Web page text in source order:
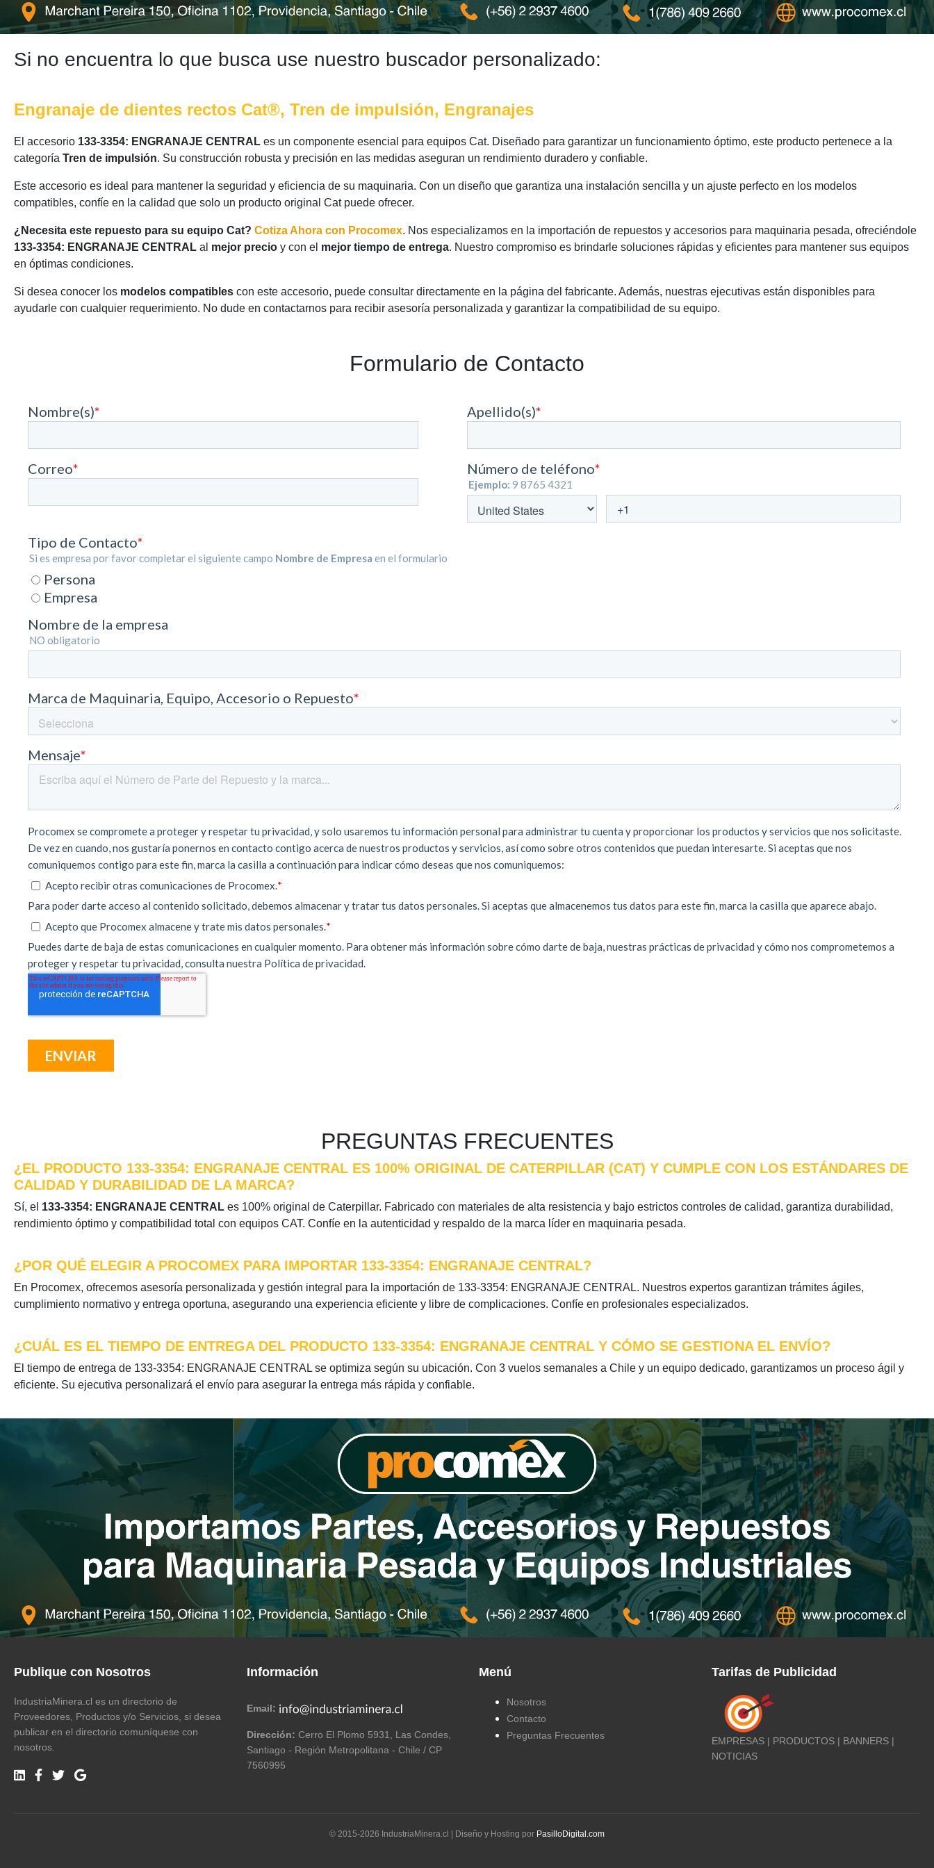
Si no encuentra lo que busca use nuestro buscador personalizado:
Engranaje de dientes rectos Cat®, Tren de impulsión, Engranajes
El accesorio 133-3354: ENGRANAJE CENTRAL es un componente esencial para equipos Cat. Diseñado para garantizar un funcionamiento óptimo, este producto pertenece a la
categoría Tren de impulsión. Su construcción robusta y precisión en las medidas aseguran un rendimiento duradero y confiable.
Este accesorio es ideal para mantener la seguridad y eficiencia de su maquinaria. Con un diseño que garantiza una instalación sencilla y un ajuste perfecto en los modelos
compatibles, confíe en la calidad que solo un producto original Cat puede ofrecer.
¿Necesita este repuesto para su equipo Cat? Cotiza Ahora con Procomex. Nos especializamos en la importación de repuestos y accesorios para maquinaria pesada, ofreciéndole
133-3354: ENGRANAJE CENTRAL al mejor precio y con el mejor tiempo de entrega. Nuestro compromiso es brindarle soluciones rápidas y eficientes para mantener sus equipos
en óptimas condiciones.
Si desea conocer los modelos compatibles con este accesorio, puede consultar directamente en la página del fabricante. Además, nuestras ejecutivas están disponibles para
ayudarle con cualquier requerimiento. No dude en contactarnos para recibir asesoría personalizada y garantizar la compatibilidad de su equipo.
Formulario de Contacto
PREGUNTAS FRECUENTES
¿EL PRODUCTO 133-3354: ENGRANAJE CENTRAL ES 100% ORIGINAL DE CATERPILLAR (CAT) Y CUMPLE CON LOS ESTÁNDARES DE
CALIDAD Y DURABILIDAD DE LA MARCA?
Sí, el 133-3354: ENGRANAJE CENTRAL es 100% original de Caterpillar. Fabricado con materiales de alta resistencia y bajo estrictos controles de calidad, garantiza durabilidad,
rendimiento óptimo y compatibilidad total con equipos CAT. Confíe en la autenticidad y respaldo de la marca líder en maquinaria pesada.
¿POR QUÉ ELEGIR A PROCOMEX PARA IMPORTAR 133-3354: ENGRANAJE CENTRAL?
En Procomex, ofrecemos asesoría personalizada y gestión integral para la importación de 133-3354: ENGRANAJE CENTRAL. Nuestros expertos garantizan trámites ágiles,
cumplimiento normativo y entrega oportuna, asegurando una experiencia eficiente y libre de complicaciones. Confíe en profesionales especializados.
¿CUÁL ES EL TIEMPO DE ENTREGA DEL PRODUCTO 133-3354: ENGRANAJE CENTRAL Y CÓMO SE GESTIONA EL ENVÍO?
El tiempo de entrega de 133-3354: ENGRANAJE CENTRAL se optimiza según su ubicación. Con 3 vuelos semanales a Chile y un equipo dedicado, garantizamos un proceso ágil y
eficiente. Su ejecutiva personalizará el envío para asegurar la entrega más rápida y confiable.
Publique con Nosotros
IndustriaMinera.cl es un directorio de
Proveedores, Productos y/o Servicios, si desea
publicar en el directorio comuníquese con
nosotros.
Información
Email:
Dirección: Cerro El Plomo 5931, Las Condes,
Santiago - Región Metropolitana - Chile / CP
7560995
Menú
Nosotros
Contacto
Preguntas Frecuentes
Tarifas de Publicidad
EMPRESAS | PRODUCTOS | BANNERS |
NOTICIAS
© 2015-2026 IndustriaMinera.cl | Diseño y Hosting por PasilloDigital.com